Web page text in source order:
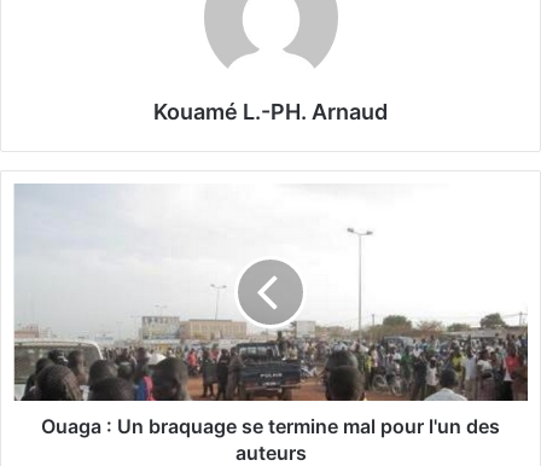
Kouamé L.-PH. Arnaud
U
n
b
Ouaga : Un braquage se termine mal pour l'un des
auteurs